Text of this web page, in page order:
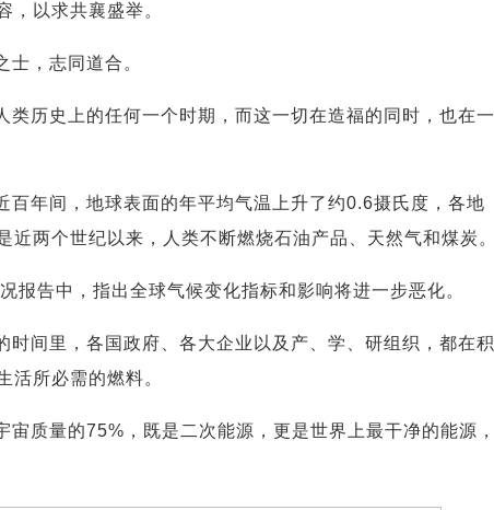
，以求共襄盛举。
，志同道合。
历史上的任何一个时期，而这一切在造福的同时，也在一
百年间，地球表面的年平均气温上升了约0.6摄氏度，各地
两个世纪以来，人类不断燃烧石油产品、天然气和煤炭。
报告中，指出全球气候变化指标和影响将进一步恶化。
间里，各国政府、各大企业以及产、学、研组织，都在积
活所必需的燃料。
质量的75%，既是二次能源，更是世界上最干净的能源，